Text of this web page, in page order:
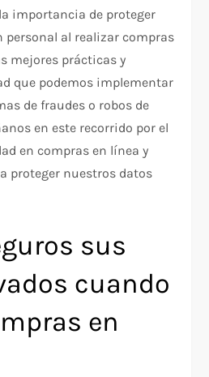
importancia de proteger
al realizar compras
mejores prácticas y
que podemos implementar
de fraudes o robos de
en este recorrido por el
en compras en línea y
proteger nuestros datos
sus
cuando
en